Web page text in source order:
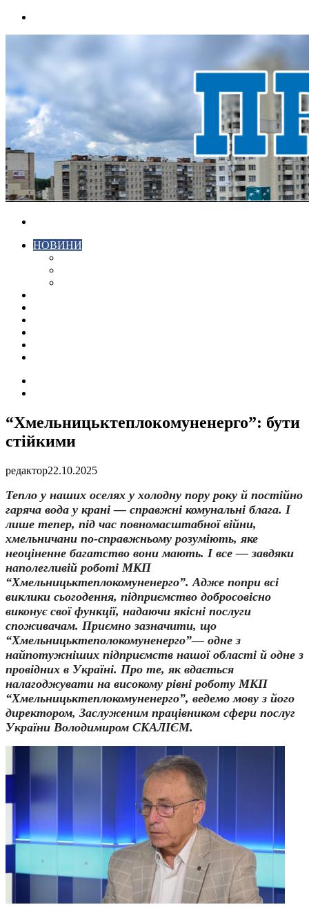
НОВИНИ
“Хмельницьктеплокомуненерго”: бути
стійкими
редактор22.10.2025
Тепло у наших оселях у холодну пору року й постійно
гаряча вода у крані — справжні комунальні блага. І
лише тепер, під час повномасштабної війни,
хмельничани по-справжньому розуміють, яке
неоціненне багатство вони мають. І все — завдяки
наполегливій роботі МКП
“Хмельницьктеплокомуненерго”. Адже попри всі
виклики сьогодення, підприємство добросовісно
виконує свої функції, надаючи якісні послуги
споживачам. Приємно зазначити, що
“Хмельницьктеполокомуненерго”— одне з
найпотужніших підприємств нашої області й одне з
провідних в Україні. Про те, як вдається
налагоджувати на високому рівні роботу МКП
“Хмельницьктеплокомуненерго”, ведемо мову з його
директором, Заслуженим працівником сфери послуг
України Володимиром СКАЛІЄМ.